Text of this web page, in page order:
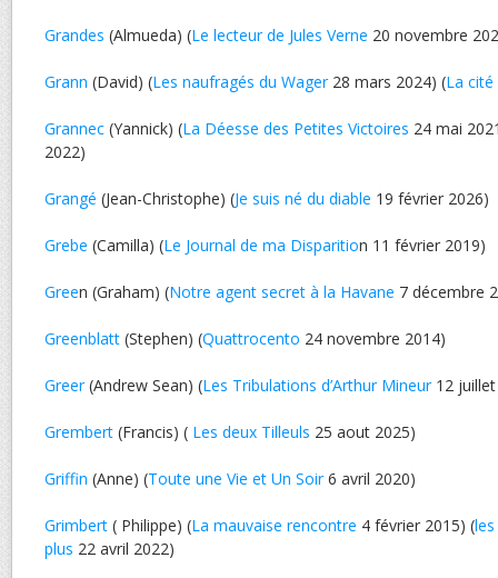
Grandes (Almueda) (Le lecteur de Jules Verne 20 novembre
Grann (David) (Les naufragés du Wager28 mars 2024) (La
Grannec (Yannick) (La Déesse des Petites Victoires 24 mai
2022)
Grangé (Jean-Christophe) (Je suis né du diable 19 février 2026)
Grebe (Camilla) (Le Journal de ma Disparition 11 février 2019)
Green (Graham) (Notre agent secret à la Havane 7 décembre
Greenblatt (Stephen) (Quattrocento 24 novembre 2014)
Greer(Andrew Sean) (Les Tribulations d’Arthur Mineur12 juillet
Grembert (Francis) ( Les deux Tilleuls 25 aout 2025)
Griffin (Anne) (Toute une Vie et Un Soir6 avril 2020)
Grimbert ( Philippe) (La mauvaise rencontre 4 février 2015) (
plus 22 avril 2022)